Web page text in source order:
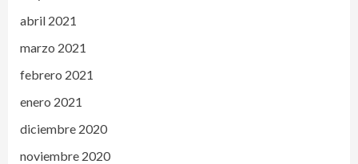
abril 2021
marzo 2021
febrero 2021
enero 2021
diciembre 2020
noviembre 2020